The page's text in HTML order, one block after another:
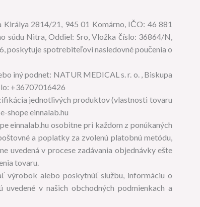
2814/21, 945 01 Komárno, IČO: 46 881
súdu Nitra, Oddiel: Sro, Vložka číslo: 36864/N,
poskytuje spotrebiteľovi nasledovné poučenia o
iný podnet: NATUR MEDICAL s. r. o. , Biskupa
+36707016426
jednotlivých produktov (vlastnosti tovaru
shope einnalab.hu
einnalab.hu osobitne pri každom z ponúkaných
a poplatky za zvolenú platobnú metódu,
uvedená v procese zadávania objednávky ešte
tovaru.
výrobok alebo poskytnúť službu, informáciu o
v našich obchodných podmienkach a